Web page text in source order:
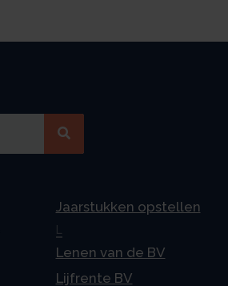
Jaarstukken opstellen
Lenen van de BV
Lijfrente BV